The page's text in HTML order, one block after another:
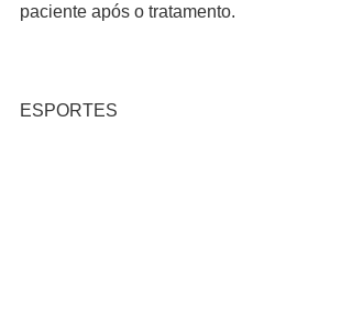
paciente após o tratamento.
ESPORTES